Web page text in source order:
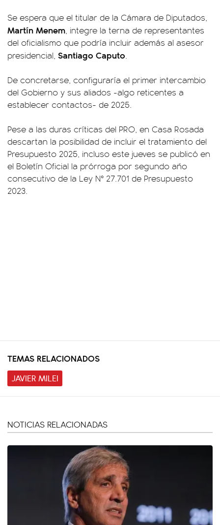
Se espera que el titular de la Cámara de Diputados,
Martín Menem, integre la terna de representantes
del oficialismo que podría incluir además al asesor
presidencial, Santiago Caputo.
De concretarse, configuraría el primer intercambio
del Gobierno y sus aliados -algo reticentes a
establecer contactos- de 2025.
Pese a las duras críticas del PRO, en Casa Rosada
descartan la posibilidad de incluir el tratamiento del
Presupuesto 2025, incluso este jueves se publicó en
el Boletín Oficial la prórroga por segundo año
consecutivo de la Ley N° 27.701 de Presupuesto
2023.
TEMAS RELACIONADOS
JAVIER MILEI
NOTICIAS RELACIONADAS